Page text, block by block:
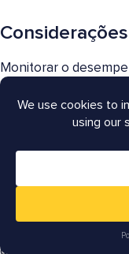
Monitorar o
entender o que está
onde focar em
Quando você
corretas, pode
refinar sua
de otimização mais
demais.